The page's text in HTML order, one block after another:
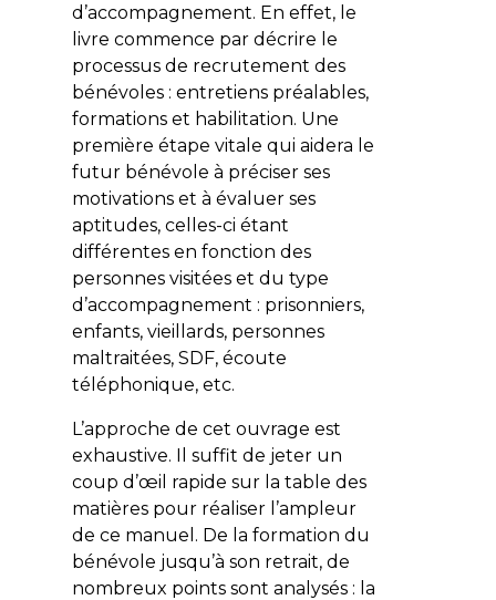
d’accompagnement. En effet, le
livre commence par décrire le
processus de recrutement des
bénévoles : entretiens préalables,
formations et habilitation. Une
première étape vitale qui aidera le
futur bénévole à préciser ses
motivations et à évaluer ses
aptitudes, celles-ci étant
différentes en fonction des
personnes visitées et du type
d’accompagnement : prisonniers,
enfants, vieillards, personnes
maltraitées, SDF, écoute
téléphonique, etc.
L’approche de cet ouvrage est
exhaustive. Il suffit de jeter un
coup d’œil rapide sur la table des
matières pour réaliser l’ampleur
de ce manuel. De la formation du
bénévole jusqu’à son retrait, de
nombreux points sont analysés : la